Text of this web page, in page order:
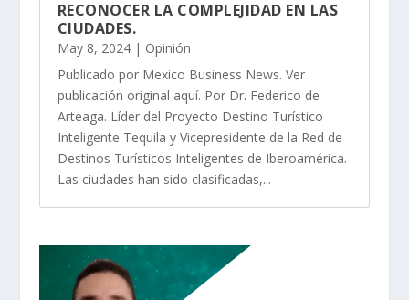
RECONOCER LA COMPLEJIDAD EN LAS
CIUDADES.
May 8, 2024| Opinión
Publicado por Mexico Business News. Ver
publicación original aquí. Por Dr. Federico de
Arteaga. Líder del Proyecto Destino Turístico
Inteligente Tequila y Vicepresidente de la Red de
Destinos Turísticos Inteligentes de Iberoamérica.
Las ciudades han sido clasificadas,...